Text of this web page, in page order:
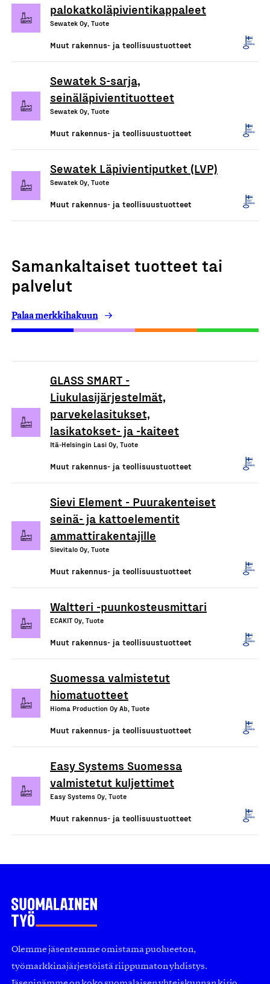
palokatkoläpivientikappaleet
Sewatek Oy, Tuote
Muut rakennus- ja teollisuustuotteet
Sewatek S-sarja,
seinäläpivientituotteet
Sewatek Oy, Tuote
Muut rakennus- ja teollisuustuotteet
Sewatek Läpivientiputket (LVP)
Sewatek Oy, Tuote
Muut rakennus- ja teollisuustuotteet
Samankaltaiset tuotteet tai
palvelut
Palaa merkkihakuun
GLASS SMART -
Liukulasijärjestelmät,
parvekelasitukset,
lasikatokset- ja -kaiteet
Itä-Helsingin Lasi Oy, Tuote
Muut rakennus- ja teollisuustuotteet
Sievi Element - Puurakenteiset
seinä- ja kattoelementit
ammattirakentajille
Sievitalo Oy, Tuote
Muut rakennus- ja teollisuustuotteet
Waltteri -puunkosteusmittari
ECAKIT Oy, Tuote
Muut rakennus- ja teollisuustuotteet
Suomessa valmistetut
hiomatuotteet
Hioma Production Oy Ab, Tuote
Muut rakennus- ja teollisuustuotteet
Easy Systems Suomessa
valmistetut kuljettimet
Easy Systems Oy, Tuote
Muut rakennus- ja teollisuustuotteet
Olemme jäsentemme omistama puolueeton,
työmarkkinajärjestöistä riippumaton yhdistys.